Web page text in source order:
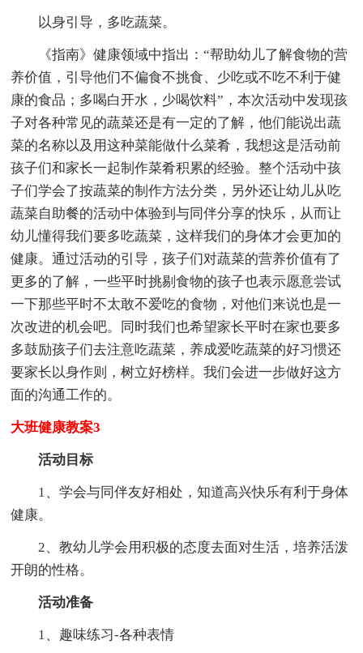
以身引导，多吃蔬菜。
《指南》健康领域中指出：“帮助幼儿了解食物的营
养价值，引导他们不偏食不挑食、少吃或不吃不利于健
康的食品；多喝白开水，少喝饮料”，本次活动中发现孩
子对各种常见的蔬菜还是有一定的了解，他们能说出蔬
菜的名称以及用这种菜能做什么菜肴，我想这是活动前
孩子们和家长一起制作菜肴积累的经验。整个活动中孩
子们学会了按蔬菜的制作方法分类，另外还让幼儿从吃
蔬菜自助餐的活动中体验到与同伴分享的快乐，从而让
幼儿懂得我们要多吃蔬菜，这样我们的身体才会更加的
健康。通过活动的引导，孩子们对蔬菜的营养价值有了
更多的了解，一些平时挑剔食物的孩子也表示愿意尝试
一下那些平时不太敢不爱吃的食物，对他们来说也是一
次改进的机会吧。同时我们也希望家长平时在家也要多
多鼓励孩子们去注意吃蔬菜，养成爱吃蔬菜的好习惯还
要家长以身作则，树立好榜样。我们会进一步做好这方
面的沟通工作的。
大班健康教案3
活动目标
1、学会与同伴友好相处，知道高兴快乐有利于身体
健康。
2、教幼儿学会用积极的态度去面对生活，培养活泼
开朗的性格。
活动准备
1、趣味练习-各种表情